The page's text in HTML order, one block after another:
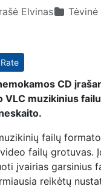
Elvinas
CD
VLC muzikinius
failų
failų grotuvas.
įvairias garsinius
reikėtų